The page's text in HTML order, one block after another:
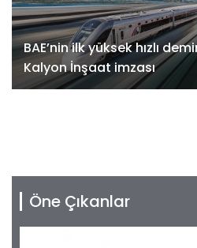
BAE’nin ilk yüksek hızlı
Kalyon İnşaat imzası
Öne Çıkanlar